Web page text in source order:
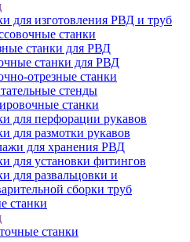
для изготовления РВД и труб
станки
станки для РВД
станки для РВД
отрезные станки
стенды
станки
для перфорации рукавов
для размотки рукавов
для хранения РВД
для установки фитингов
для развальцовки и
сборки труб
станки
станки